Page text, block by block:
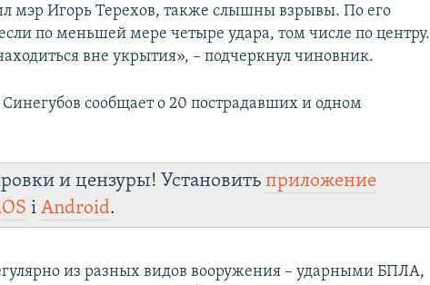
мэр Игорь Терехов, также слышны взрывы. По его
по меньшей мере четыре удара, том числе по центру.
вне укрытия», – подчеркнул чиновник.
сообщает о 20 пострадавших и одном
и цензуры! Установитьприложение
іAndroid.
из разных видов вооружения – ударными БПЛА,